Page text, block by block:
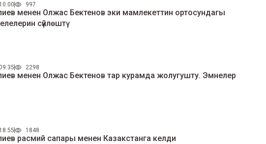
10:00 997
менен Олжас Бектенов эки мамлекеттин ортосундагы
сүйлөштү
09:35 2298
менен Олжас Бектенов тар курамда жолугушту. Эмнелер
18:55 1848
расмий сапары менен Казакстанга келди